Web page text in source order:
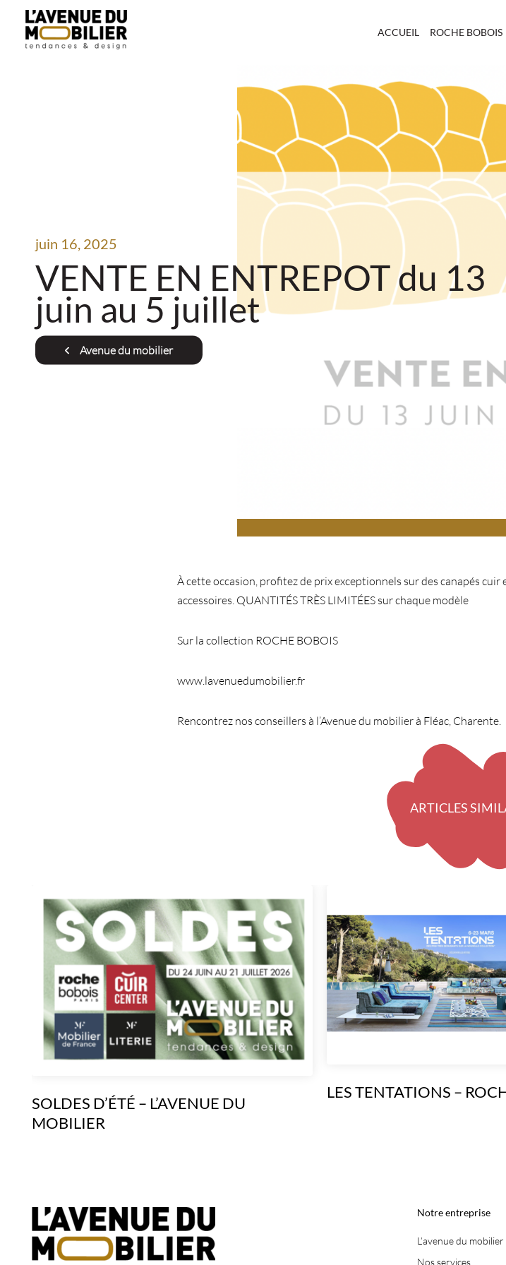
ACCUEIL ROCHE BOBOIS
juin 16, 2025
VENTE EN ENTREPOT du 13
juin au 5 juillet
Avenue du mobilier
À cette occasion, profitez de prix exceptionnels sur des canapés
accessoires. QUANTITÉS TRÈS LIMITÉES sur chaque modèle
Sur la collection ROCHE BOBOIS
www.lavenuedumobilier.fr
Rencontrez nos conseillers à l’Avenue du mobilier à Fléac, Charente.
ARTICLES
SOLDES D’ÉTÉ – L’AVENUE DU
MOBILIER
LES TENTATIONS –
Notre entreprise
L’avenue du mobilier
Nos services